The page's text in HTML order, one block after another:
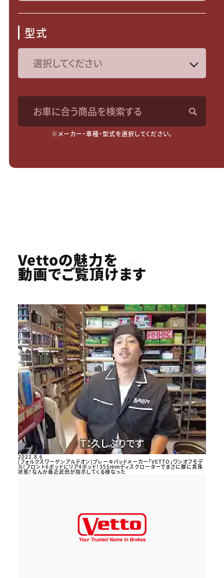
型式
お車に合う商品を検索する
※メーカー・車種・型式を選択してください。
Youtube
Vettoの魅力を
動画でご覧頂けます
2022.8.6
[フォルクスワーゲンアルテオン]ブレーキパッドメーカー「VETTO」ワンオフモデ
ル！フロント6ポッドにリア4ポッド！355mmディスクローターでまさに豚に真珠
状態！なんか最近武田が指示してくる様なった